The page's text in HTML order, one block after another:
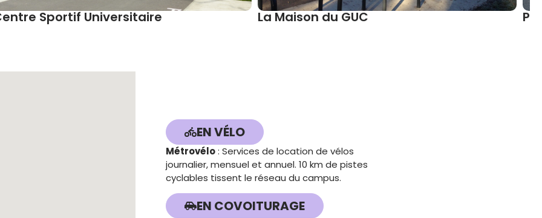
La Maison du GUC Piscine Universitaire
EN VÉLO
Métrovélo: Services de location de vélos
journalier, mensuel et annuel. 10 km de pistes
cyclables tissent le réseau du campus.
EN COVOITURAGE